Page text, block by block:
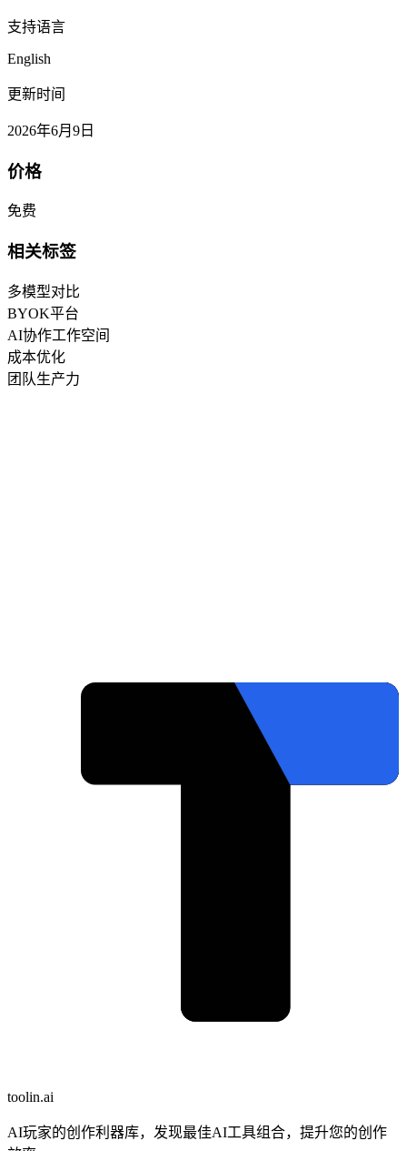
支持语言
English
更新时间
2026年6月9日
价格
免费
相关标签
多模型对比
BYOK平台
AI协作工作空间
成本优化
团队生产力
toolin.ai
AI玩家的创作利器库，发现最佳AI工具组合，提升您的创作